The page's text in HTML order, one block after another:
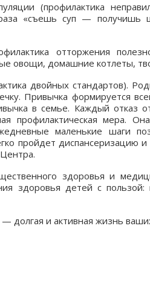
(профилактика
«съешь суп — получишь
отторжения
овощи, домашние котлеты,
двойных стандартов).
Привычка формируется
в семье. Каждый отказ
профилактическая мера.
маленькие шаги
пройдет диспансеризацию
здоровья и
здоровья детей с пользой:
долгая и активная жизнь